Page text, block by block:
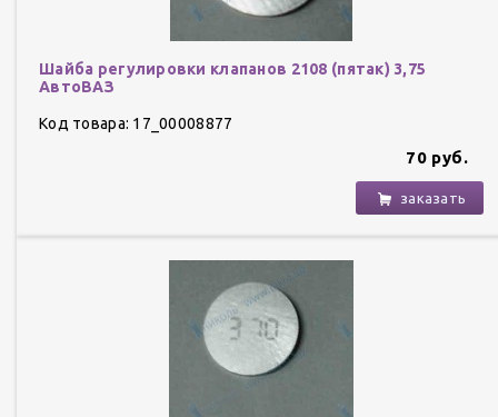
Шайба регулировки клапанов 2108 (пятак) 3,75
АвтоВАЗ
Код товара: 17_00008877
70 руб.
заказать